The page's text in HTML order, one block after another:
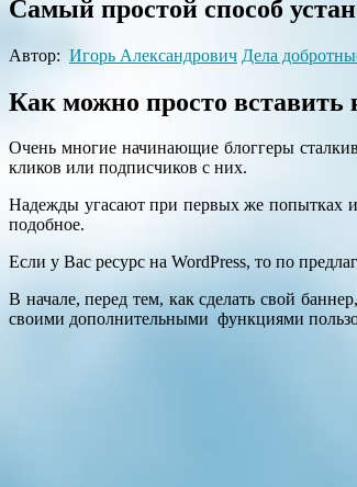
Самый простой способ
Автор: Игорь Александрович Дела
Как можно просто вставить
Очень многие начинающие блоггеры
кликов или подписчиков с них.
Надежды угасают при первых же попытках и
подобное.
Если у Вас ресурс на WordPress, то по
В начале, перед тем, как сделать свой
своими дополнительными функциями